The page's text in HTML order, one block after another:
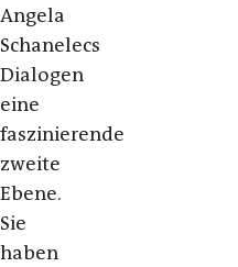
Angela
Schanelecs
Dialogen
eine
faszinierende
zweite
Ebene.
Sie
haben